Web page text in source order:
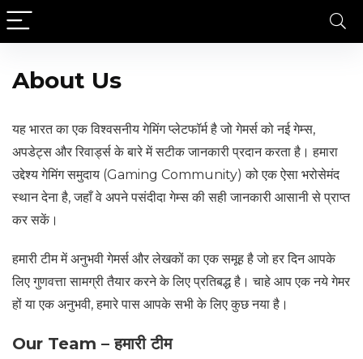
About Us
यह भारत का एक विश्वसनीय गेमिंग प्लेटफॉर्म है जो गेमर्स को नई गेम्स,
अपडेट्स और रिवार्ड्स के बारे में सटीक जानकारी प्रदान करता है। हमारा
उद्देश्य गेमिंग समुदाय (Gaming Community) को एक ऐसा भरोसेमंद
स्थान देना है, जहाँ वे अपने पसंदीदा गेम्स की सही जानकारी आसानी से प्राप्त
कर सकें।
हमारी टीम में अनुभवी गेमर्स और लेखकों का एक समूह है जो हर दिन आपके
लिए गुणवत्ता सामग्री तैयार करने के लिए प्रतिबद्ध है। चाहे आप एक नये गेमर
हों या एक अनुभवी, हमारे पास आपके सभी के लिए कुछ नया है।
Our Team – हमारी टीम